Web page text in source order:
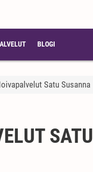
BLOGI
Satu Susanna
SATU